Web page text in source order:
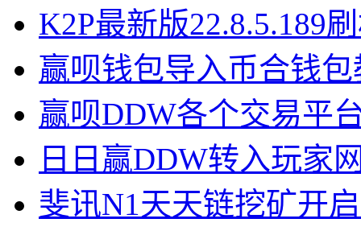
K2P最新版22.8.5.189
赢呗钱包导入币合钱包
赢呗DDW各个交易平
日日赢DDW转入玩家
斐讯N1天天链挖矿开